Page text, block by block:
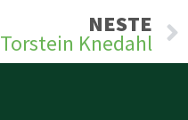
NESTE
Torstein Knedahl